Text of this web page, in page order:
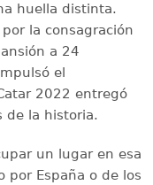
huella distinta.
la consagración
a 24
el
2022 entregó
de la historia.
un lugar en esa
por España o de los